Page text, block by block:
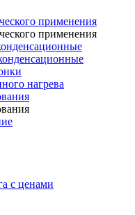
применения
применения
нагрева
с ценами